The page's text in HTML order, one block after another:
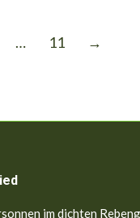
… 11 →
im dichten